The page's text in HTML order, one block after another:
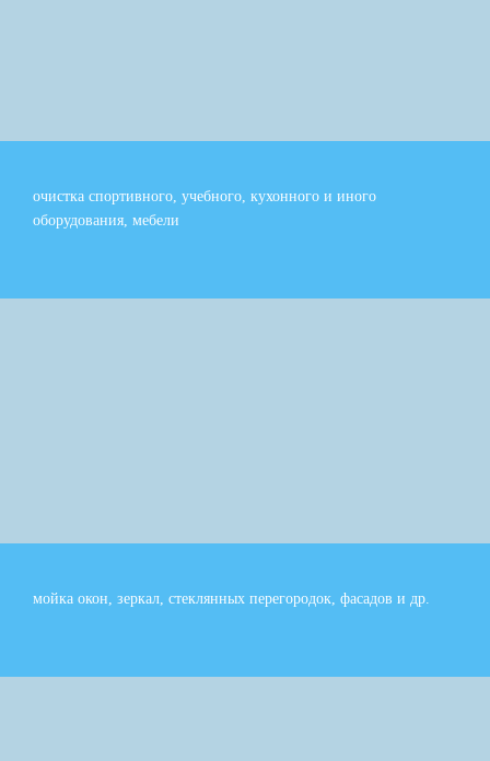
очистка спортивного, учебного, кухонного и иного
оборудования, мебели
мойка окон, зеркал, стеклянных перегородок, фасадов и др.